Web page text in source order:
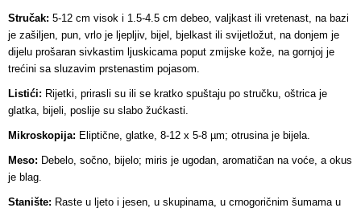
Stručak: 5-12 cm visok i 1.5-4.5 cm debeo, valjkast ili vretenast, na bazi
je zašiljen, pun, vrlo je ljepljiv, bijel, bjelkast ili svijetložut, na donjem je
dijelu prošaran sivkastim ljuskicama poput zmijske kože, na gornjoj je
trećini sa sluzavim prstenastim pojasom.
Listići: Rijetki, prirasli su ili se kratko spuštaju po stručku, oštrica je
glatka, bijeli, poslije su slabo žućkasti.
Mikroskopija: Eliptične, glatke, 8-12 x 5-8 µm; otrusina je bijela.
Meso: Debelo, sočno, bijelo; miris je ugodan, aromatičan na voće, a okus
je blag.
Stanište: Raste u ljeto i jesen, u skupinama, u crnogoričnim šumama u